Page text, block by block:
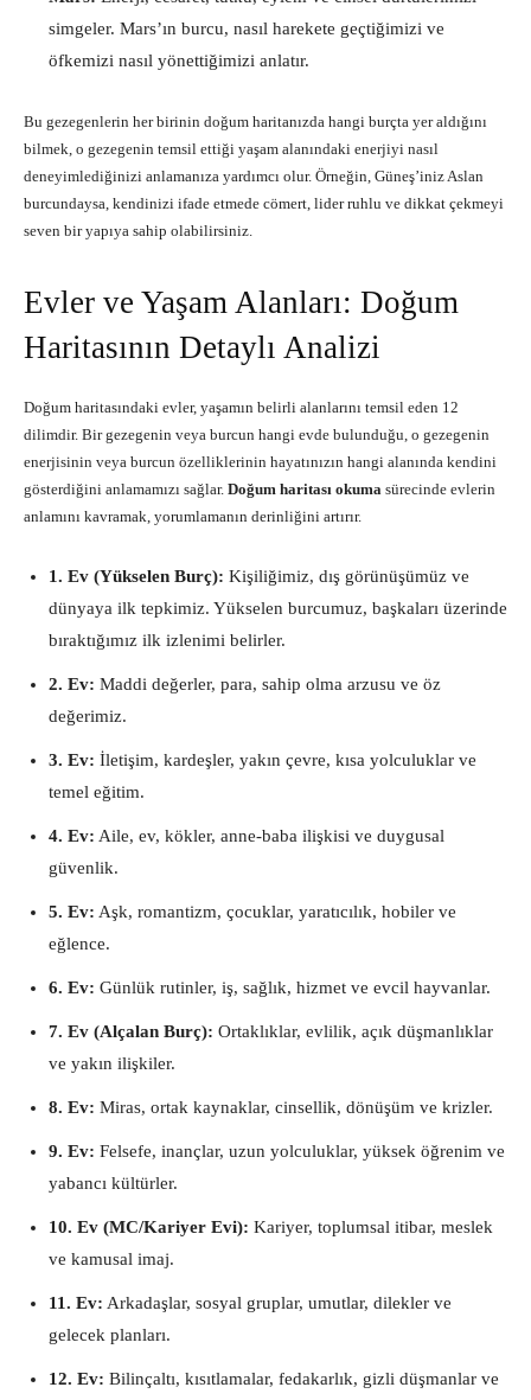
simgeler. Mars’ın burcu, nasıl harekete geçtiğimizi ve
öfkemizi nasıl yönettiğimizi anlatır.
Bu gezegenlerin her birinin doğum haritanızda hangi burçta yer aldığını
bilmek, o gezegenin temsil ettiği yaşam alanındaki enerjiyi nasıl
deneyimlediğinizi anlamanıza yardımcı olur. Örneğin, Güneş’iniz Aslan
burcundaysa, kendinizi ifade etmede cömert, lider ruhlu ve dikkat çekmeyi
seven bir yapıya sahip olabilirsiniz.
Evler ve Yaşam Alanları: Doğum
Haritasının Detaylı Analizi
Doğum haritasındaki evler, yaşamın belirli alanlarını temsil eden 12
dilimdir. Bir gezegenin veya burcun hangi evde bulunduğu, o gezegenin
enerjisinin veya burcun özelliklerinin hayatınızın hangi alanında kendini
gösterdiğini anlamamızı sağlar. Doğum haritası okuma sürecinde evlerin
anlamını kavramak, yorumlamanın derinliğini artırır.
1. Ev (Yükselen Burç): Kişiliğimiz, dış görünüşümüz ve
dünyaya ilk tepkimiz. Yükselen burcumuz, başkaları üzerinde
bıraktığımız ilk izlenimi belirler.
2. Ev: Maddi değerler, para, sahip olma arzusu ve öz
değerimiz.
3. Ev: İletişim, kardeşler, yakın çevre, kısa yolculuklar ve
temel eğitim.
4. Ev: Aile, ev, kökler, anne-baba ilişkisi ve duygusal
güvenlik.
5. Ev: Aşk, romantizm, çocuklar, yaratıcılık, hobiler ve
eğlence.
6. Ev: Günlük rutinler, iş, sağlık, hizmet ve evcil hayvanlar.
7. Ev (Alçalan Burç): Ortaklıklar, evlilik, açık düşmanlıklar
ve yakın ilişkiler.
8. Ev: Miras, ortak kaynaklar, cinsellik, dönüşüm ve krizler.
9. Ev: Felsefe, inançlar, uzun yolculuklar, yüksek öğrenim ve
yabancı kültürler.
10. Ev (MC/Kariyer Evi): Kariyer, toplumsal itibar, meslek
ve kamusal imaj.
11. Ev: Arkadaşlar, sosyal gruplar, umutlar, dilekler ve
gelecek planları.
12. Ev: Bilinçaltı, kısıtlamalar, fedakarlık, gizli düşmanlar ve